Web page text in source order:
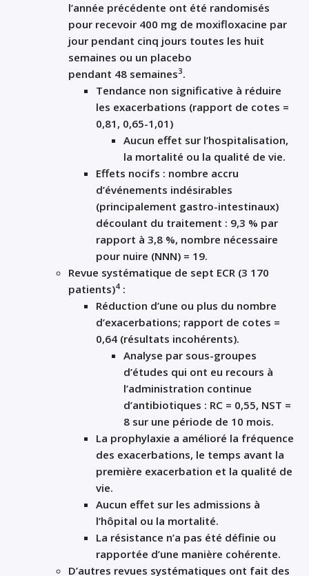
l’année précédente ont été randomisés
pour recevoir 400 mg de moxifloxacine par
jour pendant cinq jours toutes les huit
semaines ou un placebo
pendant 48 semaines3.
Tendance non significative à réduire
les exacerbations (rapport de cotes =
0,81, 0,65-1,01)
Aucun effet sur l’hospitalisation,
la mortalité ou la qualité de vie.
Effets nocifs : nombre accru
d’événements indésirables
(principalement gastro-intestinaux)
découlant du traitement : 9,3 % par
rapport à 3,8 %, nombre nécessaire
pour nuire (NNN) = 19.
Revue systématique de sept ECR (3 170
patients)4 :
Réduction d’une ou plus du nombre
d’exacerbations; rapport de cotes =
0,64 (résultats incohérents).
Analyse par sous-groupes
d’études qui ont eu recours à
l’administration continue
d’antibiotiques : RC = 0,55, NST =
8 sur une période de 10 mois.
La prophylaxie a amélioré la fréquence
des exacerbations, le temps avant la
première exacerbation et la qualité de
vie.
Aucun effet sur les admissions à
l’hôpital ou la mortalité.
La résistance n’a pas été définie ou
rapportée d’une manière cohérente.
D’autres revues systématiques ont fait des